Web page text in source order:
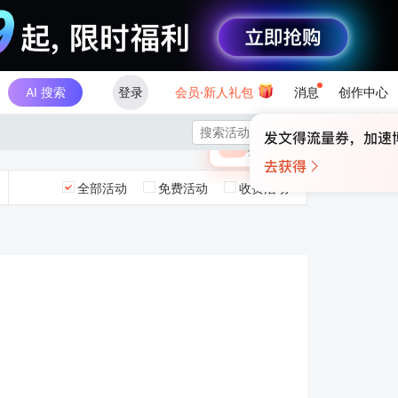
AI 搜索 登录 会员·新人礼包 消息 创作中心
×
🎁 未登录
登录领取最高

全部活动 免费活动 收费活动